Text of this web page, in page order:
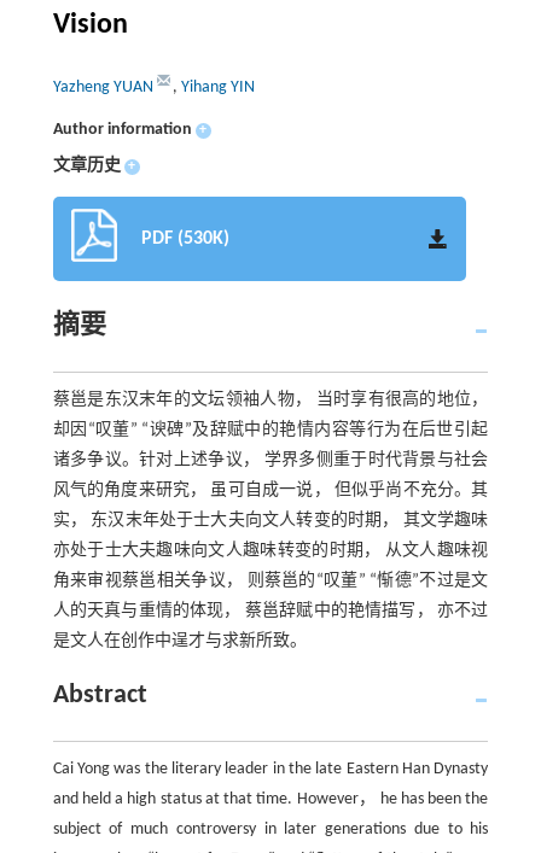
Vision
Yazheng YUAN , Yihang YIN
Author information +
文章历史 +
PDF (530K)
摘要
蔡邕是东汉末年的文坛领袖人物， 当时享有很高的地位，
却因“叹董” “谀碑”及辞赋中的艳情内容等行为在后世引起
诸多争议。针对上述争议， 学界多侧重于时代背景与社会
风气的角度来研究， 虽可自成一说， 但似乎尚不充分。其
实， 东汉末年处于士大夫向文人转变的时期， 其文学趣味
亦处于士大夫趣味向文人趣味转变的时期， 从文人趣味视
角来审视蔡邕相关争议， 则蔡邕的“叹董” “惭德”不过是文
人的天真与重情的体现， 蔡邕辞赋中的艳情描写， 亦不过
是文人在创作中逞才与求新所致。
Abstract
Cai Yong was the literary leader in the late Eastern Han Dynasty
and held a high status at that time. However， he has been the
subject of much controversy in later generations due to his